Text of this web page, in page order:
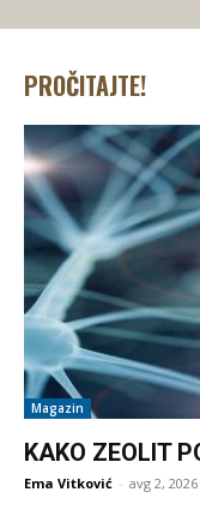
PROČITAJTE!
Magazin
KAKO ZEOLIT
Ema Vitković - avg 2, 2026